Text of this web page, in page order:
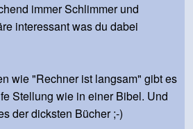
immer Schlimmer und
interessant was du dabei
wie "Rechner ist langsam" gibt es
Stellung wie in einer Bibel. Und
der dicksten Bücher ;-)